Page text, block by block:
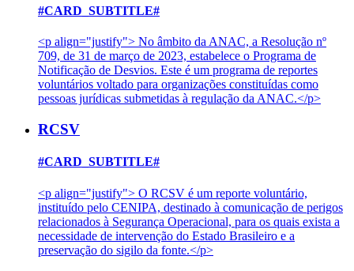
#CARD_SUBTITLE#
<p align="justify"> No âmbito da ANAC, a Resolução nº
709, de 31 de março de 2023, estabelece o Programa de
Notificação de Desvios. Este é um programa de reportes
voluntários voltado para organizações constituídas como
pessoas jurídicas submetidas à regulação da ANAC.</p>
RCSV
#CARD_SUBTITLE#
<p align="justify"> O RCSV é um reporte voluntário,
instituído pelo CENIPA, destinado à comunicação de perigos
relacionados à Segurança Operacional, para os quais exista a
necessidade de intervenção do Estado Brasileiro e a
preservação do sigilo da fonte.</p>